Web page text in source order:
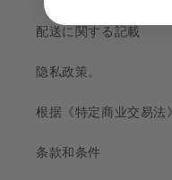
配送に関する記載
隐私政策。
根据《特定商业交易法
条款和条件